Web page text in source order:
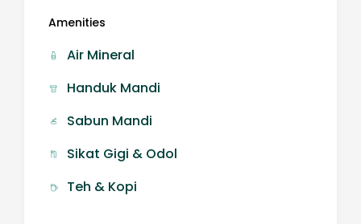
Amenities
Air Mineral
Handuk Mandi
Sabun Mandi
Sikat Gigi & Odol
Teh & Kopi